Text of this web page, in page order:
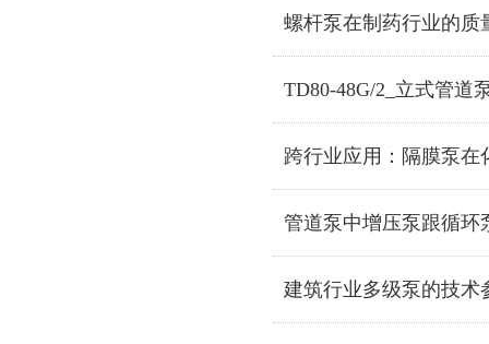
螺杆泵在制药行业的质
TD80-48G/2_立式管道
跨行业应用：隔膜泵在
管道泵中增压泵跟循环
建筑行业多级泵的技术